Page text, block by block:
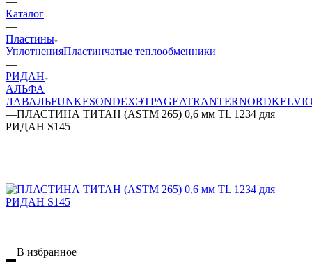
Каталог
—
Пластины
УплотненияПластинчатые теплообменники
—
РИДАН
АЛЬФА
ЛАВАЛЬFUNKESONDEXЭТРАGEATRANTERNORD
—ПЛАСТИНА ТИТАН (ASTM 265) 0,6 мм TL 1234 для
РИДАН S145
В избранное